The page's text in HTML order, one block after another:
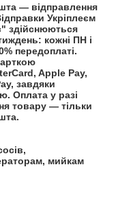
— відправлення
Укріплеєм
здійснюються
кожні ПН і
передоплаті.
Apple Pay,
завдяки
Оплата у разі
товару — тільки
мийкам